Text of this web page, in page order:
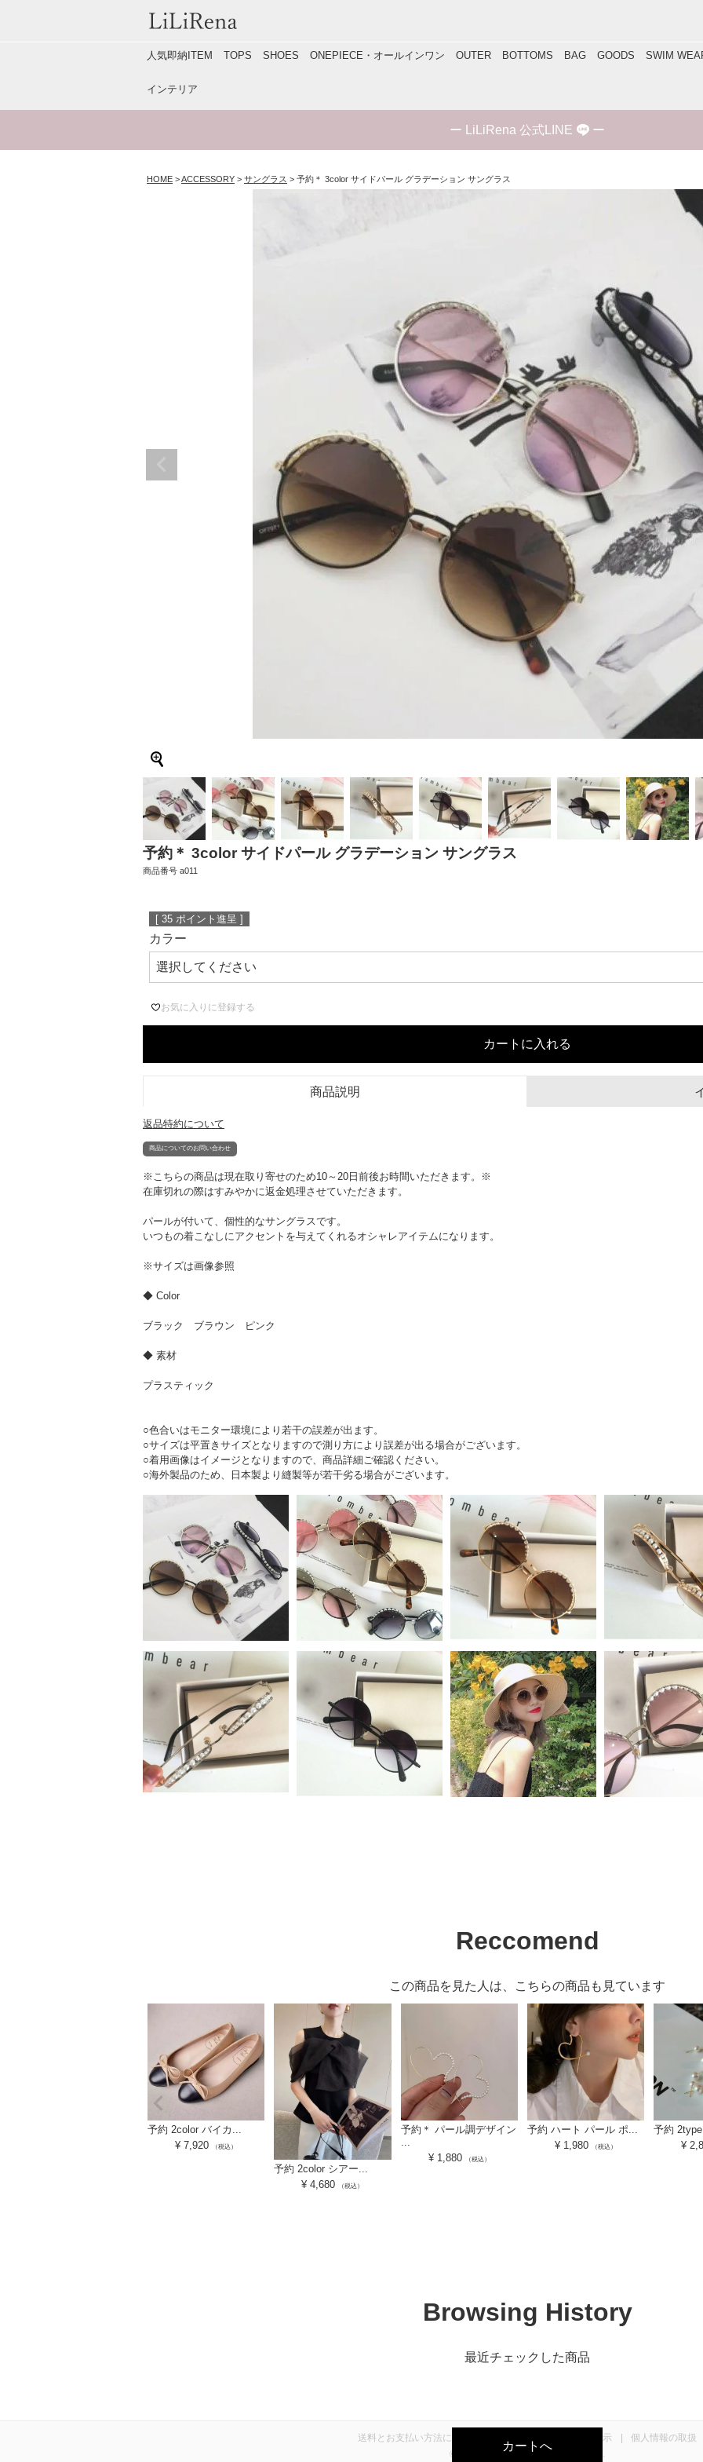
人気即納ITEM TOPS SHOES ONEPIECE・オールインワン OUTER BOTTOMS BAG GOODS SWIM
インテリア
ー LiLiRena 公式LINE ー
HOME ACCESSORY サングラス 予約＊ 3color サイドパール グラデーション サングラス
予約＊ 3color サイドパール グラデーション サングラス
商品番号 a011
[ 35 ポイント進呈 ]
カラー
お気に入りに登録する
カートに入れる
商品説明
返品特約について
商品についてのお問い合わせ
※こちらの商品は現在取り寄せのため10～20日前後お時間いただきます。※
在庫切れの際はすみやかに返金処理させていただきます。
パールが付いて、個性的なサングラスです。
いつもの着こなしにアクセントを与えてくれるオシャレアイテムになります。
※サイズは画像参照
◆ Color
ブラック ブラウン ピンク
◆ 素材
プラスティック
○色合いはモニター環境により若干の誤差が出ます。
○サイズは平置きサイズとなりますので測り方により誤差が出る場合がございます。
○着用画像はイメージとなりますので、商品詳細ご確認ください。
○海外製品のため、日本製より縫製等が若干劣る場合がございます。
Reccomend
この商品を見た人は、こちらの商品も見ています
予約 2color バイカ...
¥ 7,920 （税込）
予約 2color シアー...
¥ 4,680 （税込）
予約＊ パール調デザイン
...
¥ 1,880 （税込）
予約 ハート パール ポ...
¥ 1,980 （税込）
予約
¥
Browsing History
最近チェックした商品
カートへ
送料とお支払い方法について 特定商取引法に基づく表示
個人情報の取扱
©2019 LiLiRena All Rights reserved.